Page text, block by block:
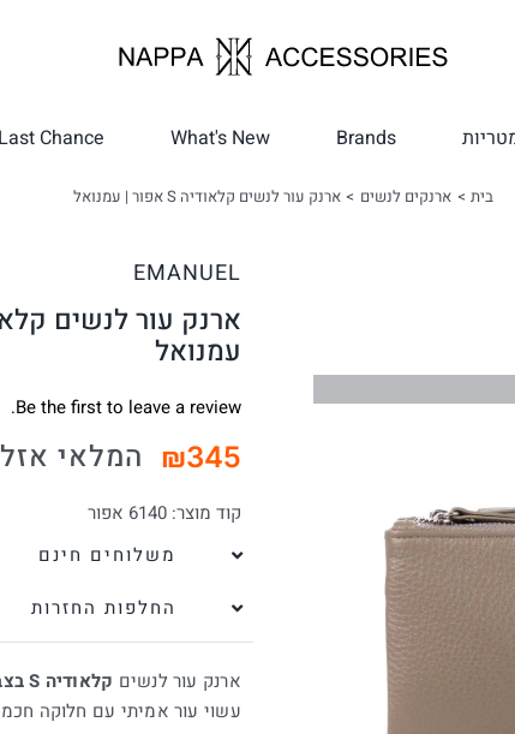
Brands
What's New
Last Chance
בית ארנקים לנשים ארנק עור לנשים קלאודיה S אפור | עמנואל
EMANUEL
עמנואל
Be the first to leave a review.
₪345 המלאי אזל
קוד מוצר:6140 אפור
משלוחים חינם
החלפות החזרות
ארנק עור לנשים קלאודיה S בצבע אפור
עשוי עור אמיתי עם חלוקה